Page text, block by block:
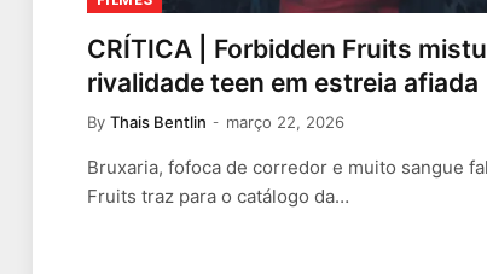
CRÍTICA | Forbidden Fruits
rivalidade teen em estreia afiada
By Thais Bentlin março 22, 2026
Bruxaria, fofoca de corredor e muito sangue
Fruits traz para o catálogo da…